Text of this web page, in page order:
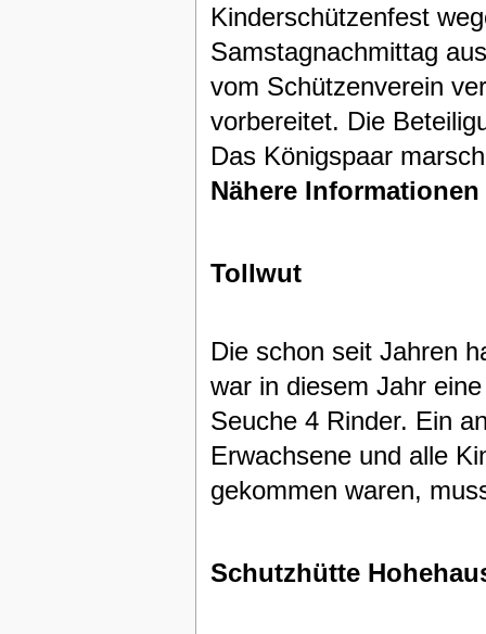
Kinderschützenfest
Samstagnachmittag
vom Schützenverein
vorbereitet. Die
Das Königspaar
Nähere
Tollwut
Die schon seit Jahren
war in diesem Jahr
Seuche 4 Rinder. Ein
Erwachsene und alle
gekommen waren,
Schutzhütte